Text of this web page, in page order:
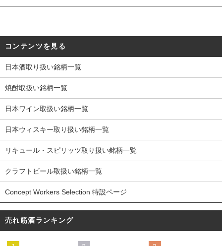
コンテンツを見る
日本酒取り扱い銘柄一覧
焼酎取扱い銘柄一覧
日本ワイン取扱い銘柄一覧
日本ウィスキー取り扱い銘柄一覧
リキュール・スピリッツ取り扱い銘柄一覧
クラフトビール取扱い銘柄一覧
Concept Workers Selection 特設ページ
売れ筋酒ランキング